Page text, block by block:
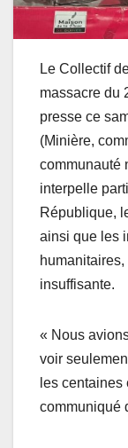
Le Collectif
massacre du
presse ce
(Minière,
communauté
interpelle
République,
ainsi que les
insuffisante.
« Nous
voir
les
communiqué